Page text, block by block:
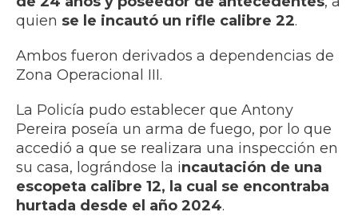
quien se le incautó un rifle calibre 22.
Ambos fueron derivados a dependencias de
Zona Operacional III.
La Policía pudo establecer que Antony
Pereira poseía un arma de fuego, por lo que
accedió a que se realizara una inspección en
su casa, lográndose la incautación de una
escopeta calibre 12, la cual se encontraba
hurtada desde el año 2024.